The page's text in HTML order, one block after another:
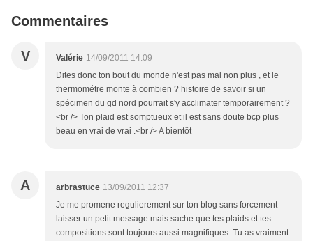
Commentaires
V Valérie 14/09/2011 14:09
Dites donc ton bout du monde n'est pas mal non plus , et le
thermométre monte à combien ? histoire de savoir si un
spécimen du gd nord pourrait s'y acclimater temporairement ?
<br /> Ton plaid est somptueux et il est sans doute bcp plus
beau en vrai de vrai .<br /> A bientôt
A arbrastuce 13/09/2011 12:37
Je me promene regulierement sur ton blog sans forcement
laisser un petit message mais sache que tes plaids et tes
compositions sont toujours aussi magnifiques. Tu as vraiment